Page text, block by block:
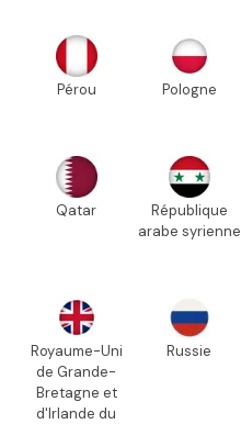
Pérou Pologne
Qatar
République
arabe syrienne
Royaume-Uni
de Grande-
Bretagne et
d'Irlande du
Russie